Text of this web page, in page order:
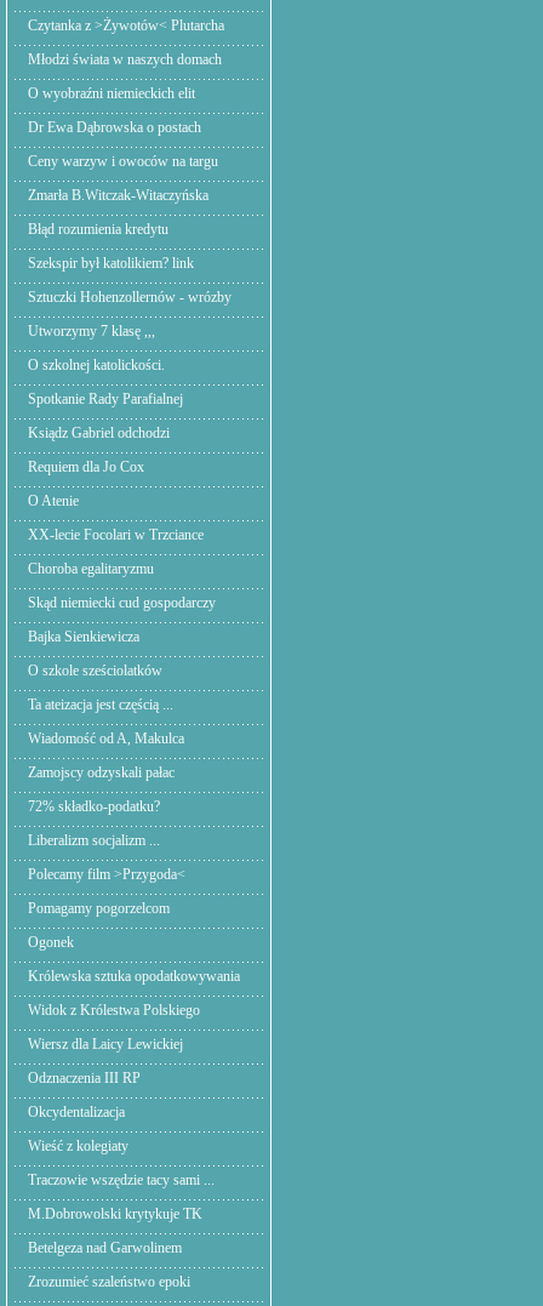
Czytanka z >Żywotów< Plutarcha
Młodzi świata w naszych domach
O wyobraźni niemieckich elit
Dr Ewa Dąbrowska o postach
Ceny warzyw i owoców na targu
Zmarła B.Witczak-Witaczyńska
Błąd rozumienia kredytu
Szekspir był katolikiem? link
Sztuczki Hohenzollernów - wrózby
Utworzymy 7 klasę ,,,
O szkolnej katolickości.
Spotkanie Rady Parafialnej
Ksiądz Gabriel odchodzi
Requiem dla Jo Cox
O Atenie
XX-lecie Focolari w Trzciance
Choroba egalitaryzmu
Skąd niemiecki cud gospodarczy
Bajka Sienkiewicza
O szkole sześciolatków
Ta ateizacja jest częścią ...
Wiadomość od A, Makulca
Zamojscy odzyskali pałac
72% składko-podatku?
Liberalizm socjalizm ...
Polecamy film >Przygoda<
Pomagamy pogorzelcom
Ogonek
Królewska sztuka opodatkowywania
Widok z Królestwa Polskiego
Wiersz dla Laicy Lewickiej
Odznaczenia III RP
Okcydentalizacja
Wieść z kolegiaty
Traczowie wszędzie tacy sami ...
M.Dobrowolski krytykuje TK
Betelgeza nad Garwolinem
Zrozumieć szaleństwo epoki